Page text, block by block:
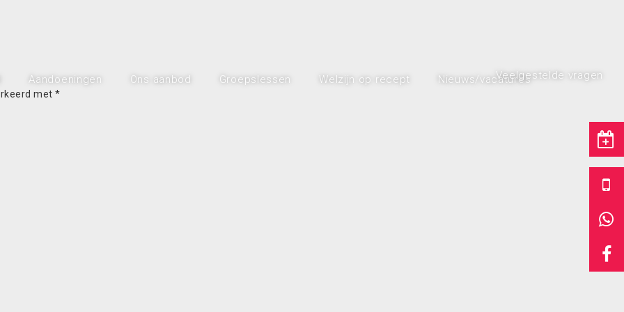
Aandoeningen Ons aanbod Groepslessen Welzijn op recept
Nieuws/vacaturesVeelgestelde vragen
met *